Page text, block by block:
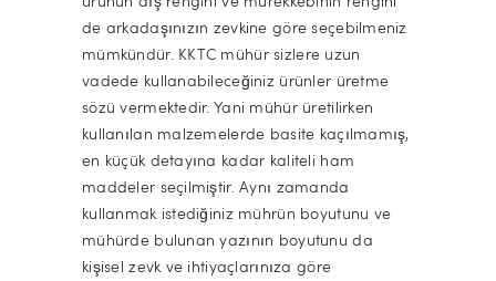
de arkadaşınızın zevkine göre seçebilmeniz
mümkündür. KKTC mühür sizlere uzun
vadede kullanabileceğiniz ürünler üretme
sözü vermektedir. Yani mühür üretilirken
kullanılan malzemelerde basite kaçılmamış,
en küçük detayına kadar kaliteli ham
maddeler seçilmiştir. Aynı zamanda
kullanmak istediğiniz mührün boyutunu ve
mühürde bulunan yazının boyutunu da
kişisel zevk ve ihtiyaçlarınıza göre